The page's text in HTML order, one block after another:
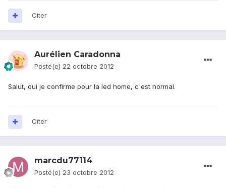
Citer
Aurélien Caradonna
Posté(e) 22 octobre 2012
Salut, oui je confirme pour la led home, c'est normal.
Citer
marcdu77114
Posté(e) 23 octobre 2012